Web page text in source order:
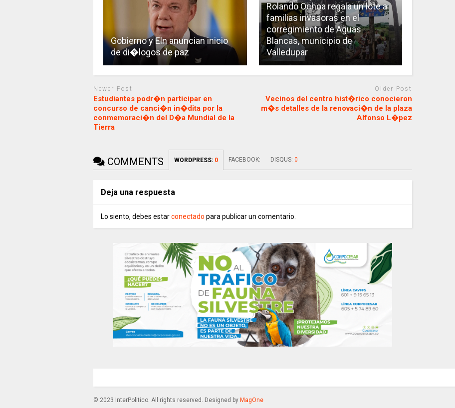
Gobierno y Eln anuncian inicio
de di�logos de paz
Rolando Ochoa regala un lote a
familias invasoras en el
corregimiento de Aguas
Blancas, municipio de
Valledupar
Newer Post
Estudiantes podr�n participar en
concurso de canci�n in�dita por la
conmemoraci�n del D�a Mundial de la
Tierra
Older Post
Vecinos del centro hist�rico conocieron
m�s detalles de la renovaci�n de la plaza
Alfonso L�pez
COMMENTS WORDPRESS: 0 FACEBOOK: DISQUS: 0
Deja una respuesta
Lo siento, debes estarconectado para publicar un comentario.
© 2023 InterPolitico. All rights reserved. Designed by MagOne